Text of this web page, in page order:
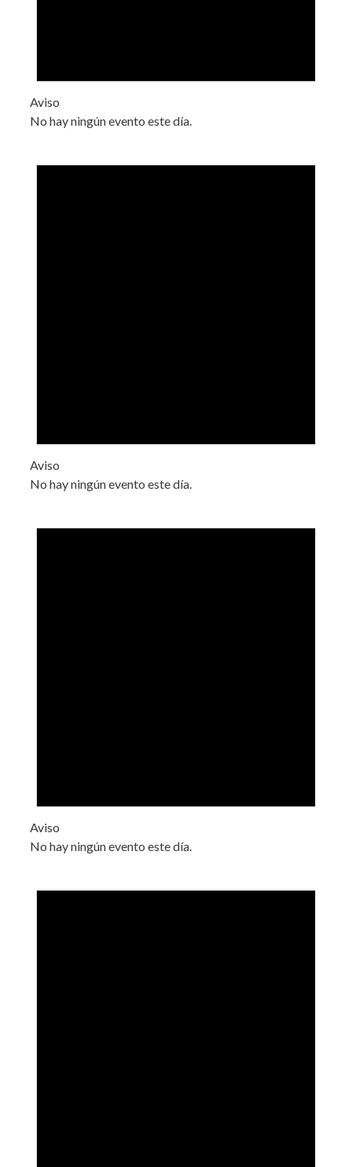
Aviso
No hay ningún evento este día.
Aviso
No hay ningún evento este día.
Aviso
No hay ningún evento este día.